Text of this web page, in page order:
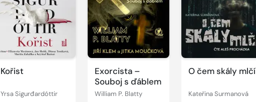
Kořist
Yrsa Sigurđardóttir
Exorcista –
Souboj s ďáblem
William P. Blatty
O čem skály mlčí
Kateřina Surmanová